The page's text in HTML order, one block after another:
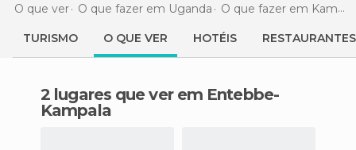
O que ver O que fazer em Uganda O que fazer em Kampala
TURISMO O QUE VER HOTÉIS RESTAURANTES
2 lugares que ver em Entebbe-
Kampala